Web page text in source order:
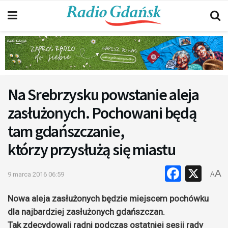
Na Srebrzysku powstanie aleja
zasłużonych. Pochowani będą
tam gdańszczanie,
którzy przysłużą się miastu
9 marca 2016 06:59 X
AA
Nowa aleja zasłużonych będzie miejscem pochówku
dla najbardziej zasłużonych gdańszczan.
Tak zdecydowali radni podczas ostatniej sesji rady